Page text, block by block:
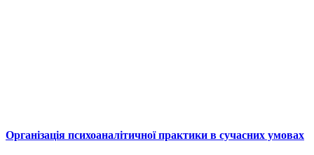
Організація психоаналітичної практики в сучасних умовах